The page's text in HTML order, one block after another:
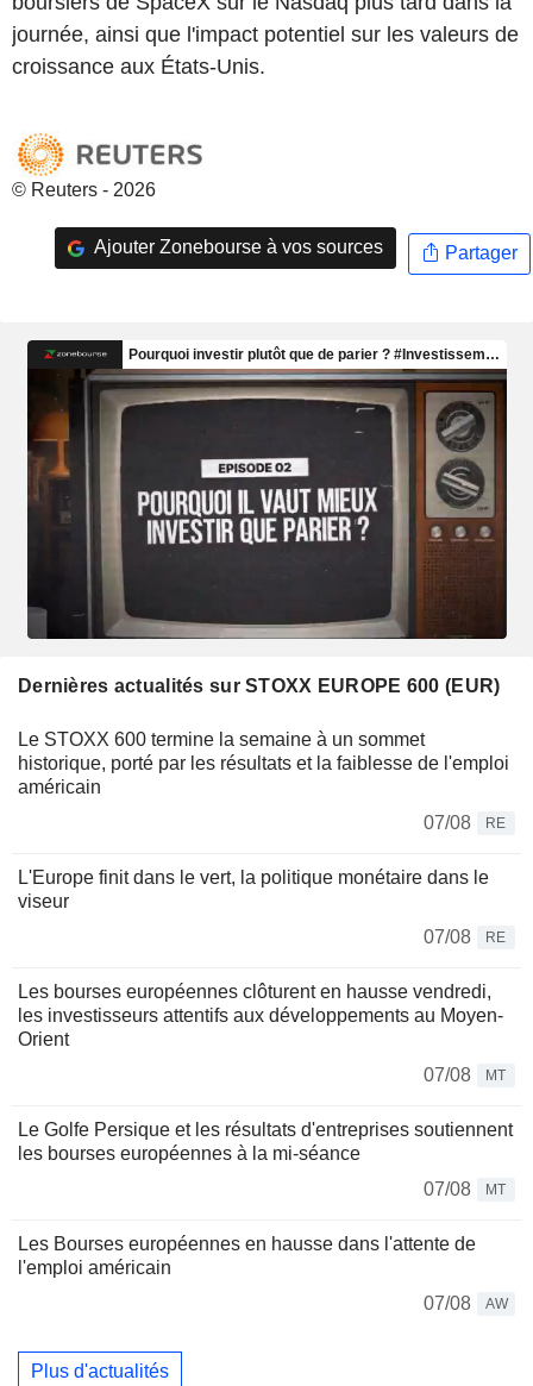
journée, ainsi que l'impact potentiel sur les valeurs de
croissance aux États-Unis.
© Reuters - 2026
Ajouter Zonebourse à vos sources Partager
Dernières actualités sur STOXX EUROPE 600 (EUR)
Le STOXX 600 termine la semaine à un sommet
historique, porté par les résultats et la faiblesse de l'emploi
américain
07/08
RE
L'Europe finit dans le vert, la politique monétaire dans le
viseur
07/08
RE
Les bourses européennes clôturent en hausse vendredi,
les investisseurs attentifs aux développements au Moyen-
Orient
07/08
MT
Le Golfe Persique et les résultats d'entreprises soutiennent
les bourses européennes à la mi-séance
07/08
MT
Les Bourses européennes en hausse dans l'attente de
l'emploi américain
07/08
AW
Plus d'actualités